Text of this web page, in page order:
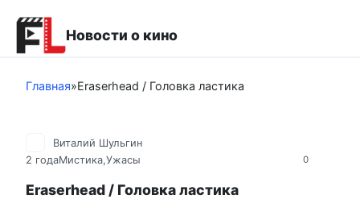
контенту
Новости о кино
Главная»Eraserhead / Головка ластика
0
Виталий Шульгин
2 годаМистика,Ужасы
Eraserhead / Головка ластика